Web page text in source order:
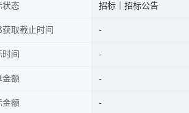
状态 招标｜招标公告
获取截止时间
间
金额
金额